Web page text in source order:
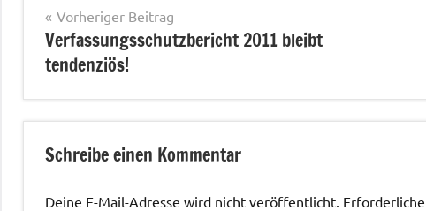
Beitragsnavigation
Vorheriger Beitrag
Verfassungsschutzbericht 2011 bleibt
tendenziös!
Schreibe einen Kommentar
Deine E-Mail-Adresse wird nicht veröffentlicht.